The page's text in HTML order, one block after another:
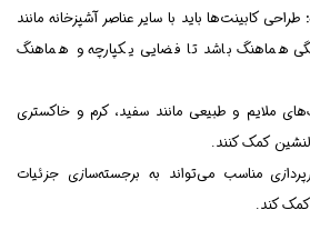
طراحی کابینت‌ها باید با سایر عناصر آشپزخانه مانند
هماهنگ باشد تا فضایی یکپارچه و هماهنگ
ملایم و طبیعی مانند سفید، کرم و خاکستری
کمک کنند.
مناسب می‌تواند به برجسته‌سازی جزئیات
کند.